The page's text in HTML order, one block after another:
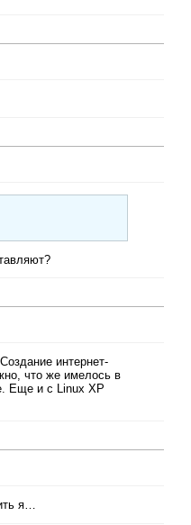
интернет-
что же имелось в
Еще и с Linux XP
я…